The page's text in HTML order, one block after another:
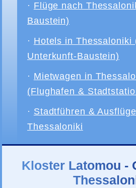
· Flüge nach
Baustein)
· Hotels in Thessaloniki
Unterkunft-Baustein)
· Mietwagen in
(Flughafen &
· Stadtführen &
Thessaloniki
Kloster Latomou -